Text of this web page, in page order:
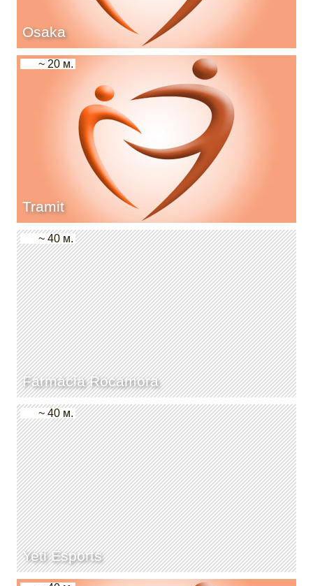
Osaka
Tramit
~ 20 м.
Farmàcia Rocamora
~ 40 м.
Yeti Esports
~ 40 м.